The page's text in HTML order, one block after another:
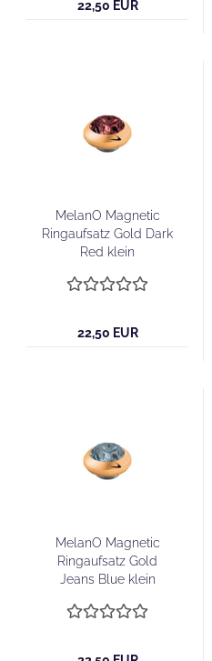
22,50 EUR
MelanO Magnetic
Ringaufsatz Gold Dark
Red klein
22,50 EUR
MelanO Magnetic
Ringaufsatz Gold
Jeans Blue klein